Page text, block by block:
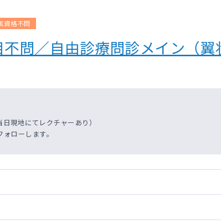
資格不問
問／自由診療問診メイン（
現地にてレクチャーあり）
ローします。